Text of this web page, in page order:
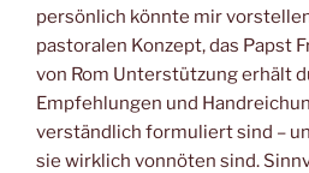
persönlich könnte mir
pastoralen Konzept, das Papst
von Rom Unterstützung erhält
Empfehlungen und
verständlich formuliert sind –
sie wirklich vonnöten sind.